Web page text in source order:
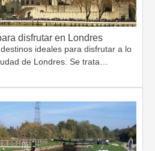
disfrutar en Londres
ideales para disfrutar a lo
de Londres. Se trata…